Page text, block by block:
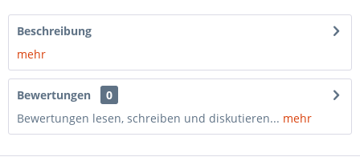
Beschreibung
mehr
Bewertungen
0
Bewertungen lesen, schreiben und diskutieren... mehr